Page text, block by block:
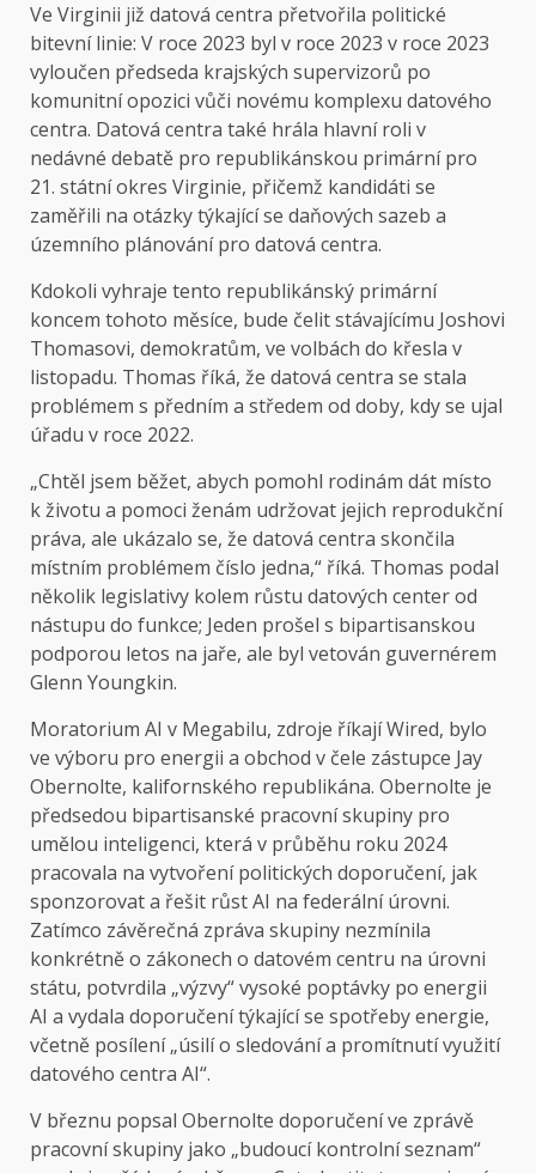
Ve Virginii již datová centra přetvořila politické
bitevní linie: V roce 2023 byl v roce 2023 v roce 2023
vyloučen předseda krajských supervizorů po
komunitní opozici vůči novému komplexu datového
centra. Datová centra také hrála hlavní roli v
nedávné debatě pro republikánskou primární pro
21. státní okres Virginie, přičemž kandidáti se
zaměřili na otázky týkající se daňových sazeb a
územního plánování pro datová centra.
Kdokoli vyhraje tento republikánský primární
koncem tohoto měsíce, bude čelit stávajícímu Joshovi
Thomasovi, demokratům, ve volbách do křesla v
listopadu. Thomas říká, že datová centra se stala
problémem s předním a středem od doby, kdy se ujal
úřadu v roce 2022.
„Chtěl jsem běžet, abych pomohl rodinám dát místo
k životu a pomoci ženám udržovat jejich reprodukční
práva, ale ukázalo se, že datová centra skončila
místním problémem číslo jedna,“ říká. Thomas podal
několik legislativy kolem růstu datových center od
nástupu do funkce; Jeden prošel s bipartisanskou
podporou letos na jaře, ale byl vetován guvernérem
Glenn Youngkin.
Moratorium AI v Megabilu, zdroje říkají Wired, bylo
ve výboru pro energii a obchod v čele zástupce Jay
Obernolte, kalifornského republikána. Obernolte je
předsedou bipartisanské pracovní skupiny pro
umělou inteligenci, která v průběhu roku 2024
pracovala na vytvoření politických doporučení, jak
sponzorovat a řešit růst AI na federální úrovni.
Zatímco závěrečná zpráva skupiny nezmínila
konkrétně o zákonech o datovém centru na úrovni
státu, potvrdila „výzvy“ vysoké poptávky po energii
AI a vydala doporučení týkající se spotřeby energie,
včetně posílení „úsilí o sledování a promítnutí využití
datového centra AI“.
V březnu popsal Obernolte doporučení ve zprávě
pracovní skupiny jako „budoucí kontrolní seznam“